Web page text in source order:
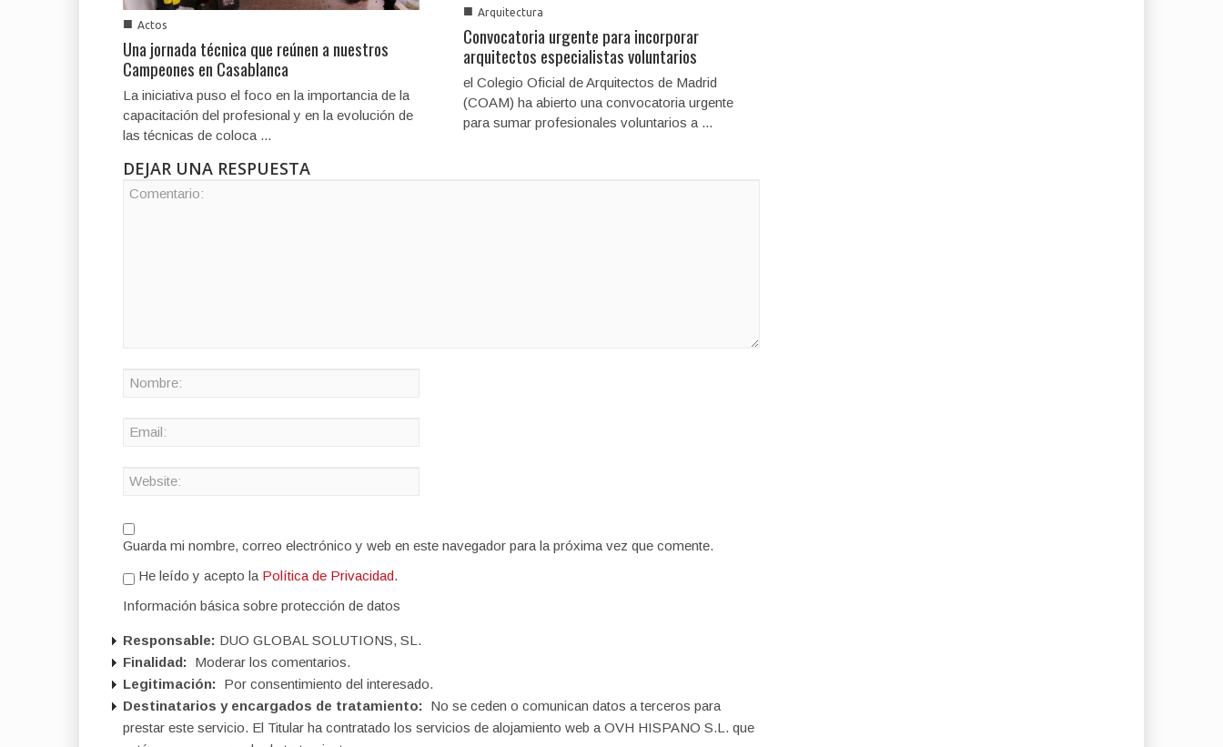
■ Actos
Una jornada técnica que reúnen a nuestros
Campeones en Casablanca
La iniciativa puso el foco en la importancia de la
capacitación del profesional y en la evolución de
las técnicas de coloca ...
■ Arquitectura
Convocatoria urgente para incorporar
arquitectos especialistas voluntarios
el Colegio Oficial de Arquitectos de Madrid
(COAM) ha abierto una convocatoria urgente
para sumar profesionales voluntarios a ...
DEJAR UNA RESPUESTA
Guarda mi nombre, correo electrónico y web en este navegador para la próxima vez que comente.
He leído y acepto la Política de Privacidad.
Información básica sobre protección de datos
Responsable: DUO GLOBAL SOLUTIONS, SL.
Finalidad: Moderar los comentarios.
Legitimación: Por consentimiento del interesado.
Destinatarios y encargados de tratamiento: No se ceden o comunican datos a terceros para
prestar este servicio. El Titular ha contratado los servicios de alojamiento web a OVH HISPANO S.L. que